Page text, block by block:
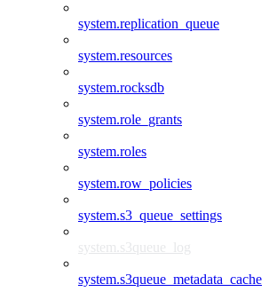
system.replication_queue
system.resources
system.rocksdb
system.role_grants
system.roles
system.row_policies
system.s3_queue_settings
system.s3queue_log
system.s3queue_metadata_cache